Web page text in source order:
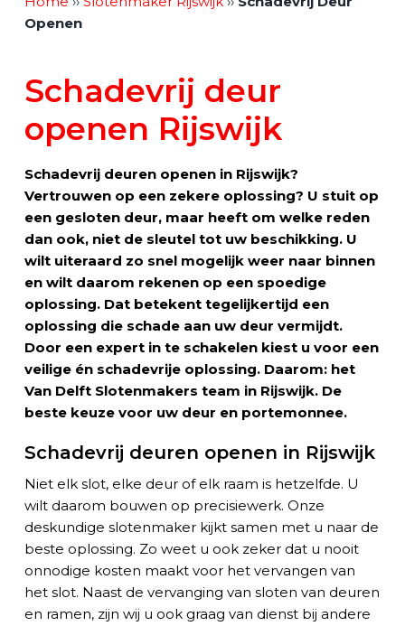
Vacature
NL
Openen
Schadevrij deur
openen Rijswijk
Schadevrij deuren openen in Rijswijk?
Vertrouwen op een zekere oplossing? U stuit op
een gesloten deur, maar heeft om welke reden
dan ook, niet de sleutel tot uw beschikking. U
wilt uiteraard zo snel mogelijk weer naar binnen
en wilt daarom rekenen op een spoedige
oplossing. Dat betekent tegelijkertijd een
oplossing die schade aan uw deur vermijdt.
Door een expert in te schakelen kiest u voor een
veilige én schadevrije oplossing. Daarom: het
Van Delft Slotenmakers team in Rijswijk. De
beste keuze voor uw deur en portemonnee.
Schadevrij deuren openen in Rijswijk
Niet elk slot, elke deur of elk raam is hetzelfde. U
wilt daarom bouwen op precisiewerk. Onze
deskundige slotenmakerkijkt samen met u naar de
beste oplossing. Zo weet u ook zeker dat u nooit
onnodige kosten maakt voor het vervangen van
het slot. Naast de vervanging van sloten van deuren
en ramen, zijn wij u ook graag van dienst bij andere